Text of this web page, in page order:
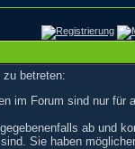
betreten:
im Forum sind nur
ab und
Sie haben